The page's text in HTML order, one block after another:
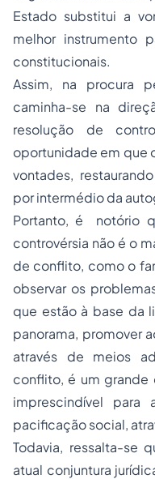
Estado substitui a
melhor instrumento
constitucionais.
Assim, na procura
caminha-se na
resolução de
oportunidade em que
vontades,
por intermédio da
Portanto, é notório
controvérsia não é o
de conflito, como o
observar os
que estão à base da
panorama, promover
através de meios
conflito, é um grande
imprescindível
pacificação social,
Todavia, ressalta-se
atual conjuntura